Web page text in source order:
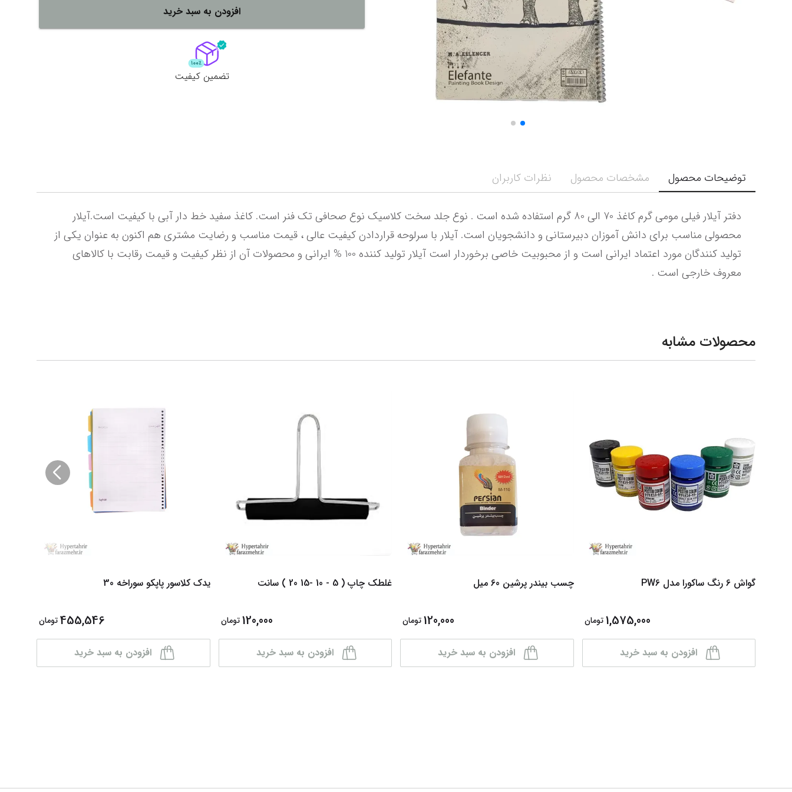
افزودن به سبد خرید
تضمین کیفیت
توضیحات محصول مشخصات محصول نظرات کاربران
معروف خارجی است .
محصولات مشابه
گواش 6 رنگ ساکورا مدل PW6
1,575,000 تومان
افزودن به سبد خرید
چسب بیندر پرشین 60 میل
120,000تومان
افزودن به سبد خرید
غلطک چاپ ( 5 - 10 -15 20 ) سانت
120,000 تومان
افزودن به سبد خرید
یدک کلاسور پاپکو سوراخه 30
455,546تومان
افزودن به سبد خرید